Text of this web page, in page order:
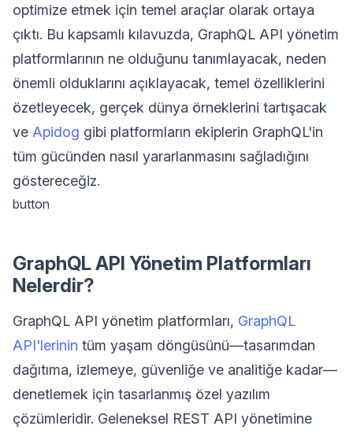
optimize etmek için temel araçlar olarak ortaya
çıktı. Bu kapsamlı kılavuzda, GraphQL API yönetim
platformlarının ne olduğunu tanımlayacak, neden
önemli olduklarını açıklayacak, temel özelliklerini
özetleyecek, gerçek dünya örneklerini tartışacak
ve Apidog gibi platformların ekiplerin GraphQL'in
tüm gücünden nasıl yararlanmasını sağladığını
göstereceğiz.
button
GraphQL API Yönetim Platformları
Nelerdir?
GraphQL API yönetim platformları, GraphQL
API'lerinin tüm yaşam döngüsünü—tasarımdan
dağıtıma, izlemeye, güvenliğe ve analitiğe kadar—
denetlemek için tasarlanmış özel yazılım
çözümleridir. Geleneksel REST API yönetimine